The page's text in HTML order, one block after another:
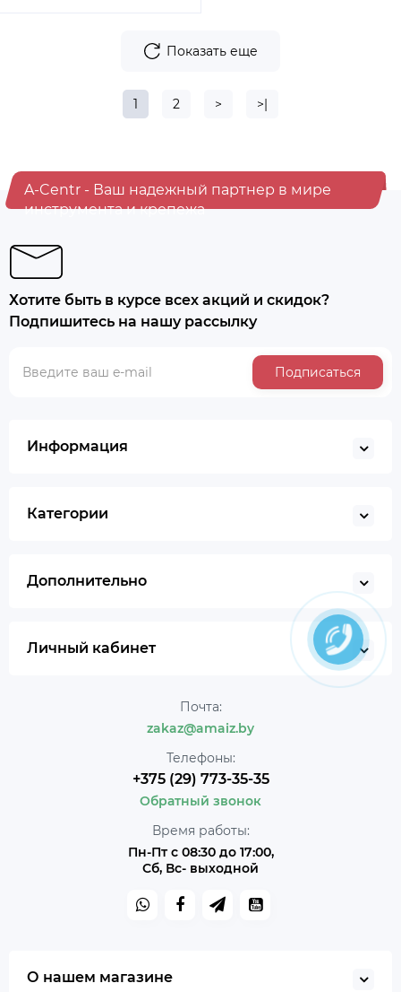
Показать еще
1 2 > >|
A-Centr - Ваш надежный партнер в мире
инструмента и крепежа
Хотите быть в курсе всех акций и скидок?
Подпишитесь на нашу рассылку
Подписаться
Информация
Категории
Дополнительно
Личный кабинет
Почта:
zakaz@amaiz.by
Телефоны:
+375 (29) 773-35-35
Обратный звонок
Время работы:
Пн-Пт с 08:30 до 17:00,
Сб, Вс- выходной
О нашем магазине